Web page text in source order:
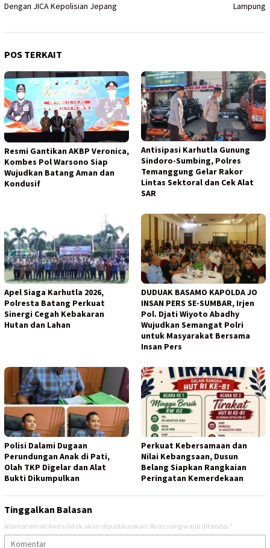
Dengan JICA Kepolisian Jepang
Lampung
POS TERKAIT
Resmi Gantikan AKBP Veronica,
Kombes Pol Warsono Siap
Wujudkan Batang Aman dan
Kondusif
Antisipasi Karhutla Gunung
Sindoro-Sumbing, Polres
Temanggung Gelar Rakor
Lintas Sektoral dan Cek Alat
SAR
Apel Siaga Karhutla 2026,
Polresta Batang Perkuat
Sinergi Cegah Kebakaran
Hutan dan Lahan
DUDUAK BASAMO KAPOLDA JO
INSAN PERS SE-SUMBAR, Irjen
Pol. Djati Wiyoto Abadhy
Wujudkan Semangat Polri
untuk Masyarakat Bersama
Insan Pers
Polisi Dalami Dugaan
Perundungan Anak di Pati,
Olah TKP Digelar dan Alat
Bukti Dikumpulkan
Perkuat Kebersamaan dan
Nilai Kebangsaan, Dusun
Belang Siapkan Rangkaian
Peringatan Kemerdekaan
Tinggalkan Balasan
Alamat email Anda tidak akan dipublikasikan. Ruas yang wajib ditandai *